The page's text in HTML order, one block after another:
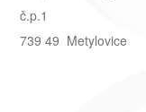
č.p.1
739 49 Metylovice